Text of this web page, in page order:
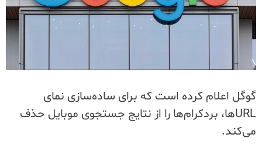
گوگل اعلام کرده است که برای ساده‌سازی نمای
URL‌ها، بردکرام‌ها را از نتایج جستجوی موبایل حذف
می‌کند.